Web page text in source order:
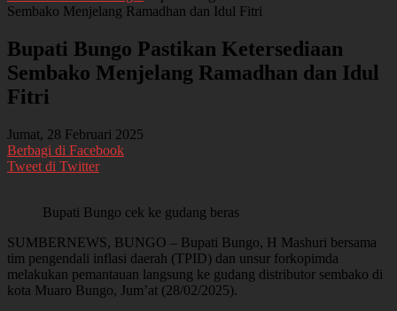
Sembako Menjelang Ramadhan dan Idul Fitri
Bupati Bungo Pastikan Ketersediaan
Sembako Menjelang Ramadhan dan Idul
Fitri
Jumat, 28 Februari 2025
Berbagi di Facebook
Tweet di Twitter
Bupati Bungo cek ke gudang beras
SUMBERNEWS, BUNGO – Bupati Bungo, H Mashuri bersama
tim pengendali inflasi daerah (TPID) dan unsur forkopimda
melakukan pemantauan langsung ke gudang distributor sembako di
kota Muaro Bungo, Jum’at (28/02/2025).